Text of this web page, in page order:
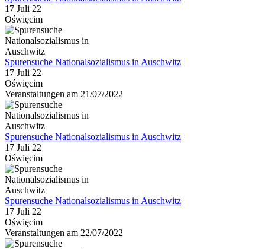
17 Juli 22
Oświęcim
Spurensuche Nationalsozialismus in Auschwitz
17 Juli 22
Oświęcim
Veranstaltungen am 21/07/2022
Spurensuche Nationalsozialismus in Auschwitz
17 Juli 22
Oświęcim
Spurensuche Nationalsozialismus in Auschwitz
17 Juli 22
Oświęcim
Veranstaltungen am 22/07/2022